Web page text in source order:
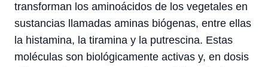
transforman los aminoácidos de los vegetales en
sustancias llamadas aminas biógenas, entre ellas
la histamina, la tiramina y la putrescina. Estas
moléculas son biológicamente activas y, en dosis